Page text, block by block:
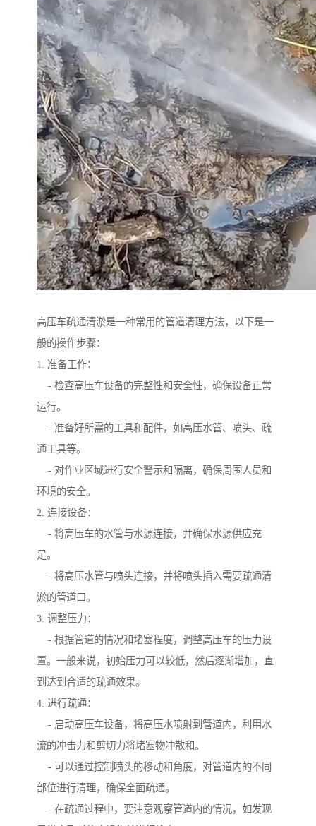
高压车疏通清淤是一种常用的管道清理方法，以下是一
般的操作步骤：
1. 准备工作：
- 检查高压车设备的完整性和安全性，确保设备正常
运行。
- 准备好所需的工具和配件，如高压水管、喷头、疏
通工具等。
- 对作业区域进行安全警示和隔离，确保周围人员和
环境的安全。
2. 连接设备：
- 将高压车的水管与水源连接，并确保水源供应充
足。
- 将高压水管与喷头连接，并将喷头插入需要疏通清
淤的管道口。
3. 调整压力：
- 根据管道的情况和堵塞程度，调整高压车的压力设
置。一般来说，初始压力可以较低，然后逐渐增加，直
到达到合适的疏通效果。
4. 进行疏通：
- 启动高压车设备，将高压水喷射到管道内，利用水
流的冲击力和剪切力将堵塞物冲散和。
- 可以通过控制喷头的移动和角度，对管道内的不同
部位进行清理，确保全面疏通。
- 在疏通过程中，要注意观察管道内的情况，如发现